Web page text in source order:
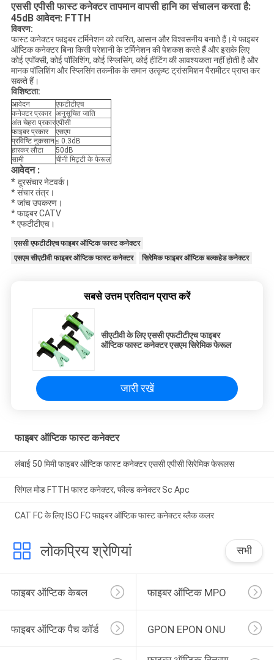
एससी एपीसी फास्ट कनेक्टर तापमान वापसी हानि का संचालन करता है:
45dB आवेदन: FTTH
विवरण:
फास्ट कनेक्टर फाइबर टर्मिनेशन को त्वरित, आसान और विश्वसनीय बनाते हैं।ये फाइबर
ऑप्टिक कनेक्टर बिना किसी परेशानी के टर्मिनेशन की पेशकश करते हैं और इसके लिए
कोई एपॉक्सी, कोई पॉलिशिंग, कोई स्प्लिसिंग, कोई हीटिंग की आवश्यकता नहीं होती है और
मानक पॉलिशिंग और स्प्लिसिंग तकनीक के समान उत्कृष्ट ट्रांसमिशन पैरामीटर प्राप्त कर
सकते हैं।
विशिष्टता:
आवेदन
एफटीटीएच
कनेक्टर प्रकार अनुसूचित जाति
अंत चेहरा प्रकारएपीसी
फाइबर प्रकार
एसएम
प्रविष्टि नुकसान≤ 0.3dB
हारकर लौटा
50dB
सामी
चीनी मिट्टी के फेरूल
आवेदन :
* दूरसंचार नेटवर्क।
* संचार तंत्र।
* जांच उपकरण।
* फाइबर CATV
* एफटीटीएच।
एससी एफटीटीएच फाइबर ऑप्टिक फास्ट कनेक्टर
एसएम सीएटीवी फाइबर ऑप्टिक फास्ट कनेक्टर
सिरेमिक फाइबर ऑप्टिक बल्कहेड कनेक्टर
सबसे उत्तम प्रतिदान प्राप्त करें
सीएटीवी के लिए एससी एफटीटीएच फाइबर
ऑप्टिक फास्ट कनेक्टर एसएम सिरेमिक फेरूल
जारी रखें
फाइबर ऑप्टिक फास्ट कनेक्टर
लंबाई 50 मिमी फाइबर ऑप्टिक फास्ट कनेक्टर एससी एपीसी सिरेमिक फेरूलस
सिंगल मोड FTTH फास्ट कनेक्टर, फील्ड कनेक्टर Sc Apc
CAT FC के लिए ISO FC फाइबर ऑप्टिक फास्ट कनेक्टर ब्लैक कलर
लोकप्रिय श्रेणियां सभी
फाइबर ऑप्टिक केबल फाइबर ऑप्टिक MPO
फाइबर ऑप्टिक पैच कॉर्ड GPON EPON ONU